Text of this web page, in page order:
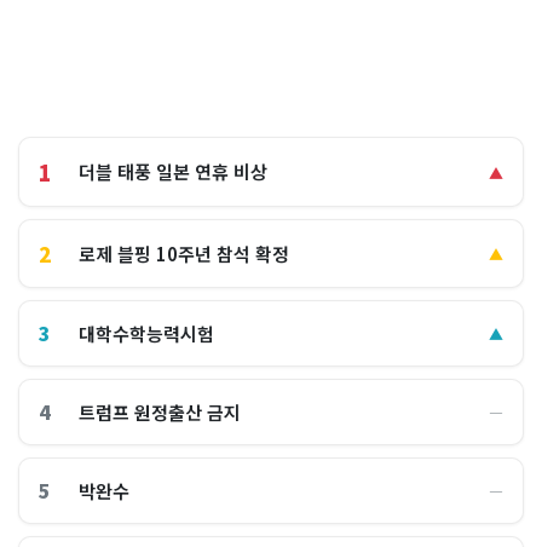
1 더블 태풍 일본 연휴 비상 ▲
2 로제 블핑 10주년 참석 확정 ▲
3 대학수학능력시험 ▲
4 트럼프 원정출산 금지 ―
5 박완수 ―